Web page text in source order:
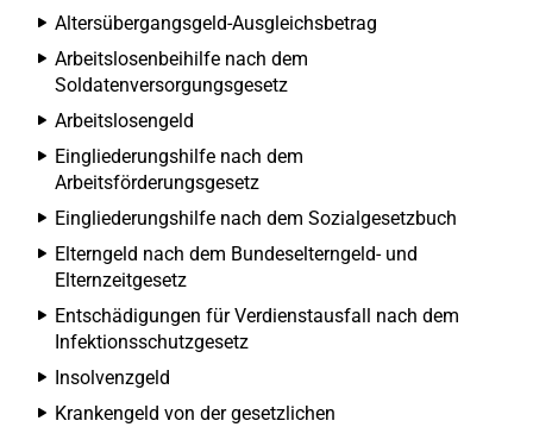
Altersübergangsgeld-Ausgleichsbetrag
Arbeitslosenbeihilfe nach dem
Soldatenversorgungsgesetz
Arbeitslosengeld
Eingliederungshilfe nach dem
Arbeitsförderungsgesetz
Eingliederungshilfe nach dem Sozialgesetzbuch
Elterngeld nach dem Bundeselterngeld- und
Elternzeitgesetz
Entschädigungen für Verdienstausfall nach dem
Infektionsschutzgesetz
Insolvenzgeld
Krankengeld von der gesetzlichen